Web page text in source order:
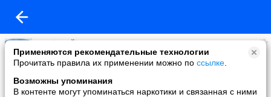
Применяются рекомендательные технологии
Прочитать правила их применении можно по ссылке
Возможны упоминания
В контенте могут упоминаться наркотики и связанная с ними
Eparhia Bălți
added a photo
20 Sep в 20:01